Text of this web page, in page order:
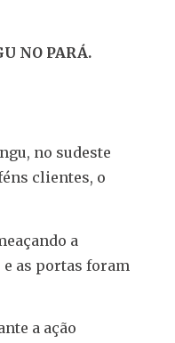
NO PARÁ.
no sudeste
clientes, o
a
as portas foram
a ação